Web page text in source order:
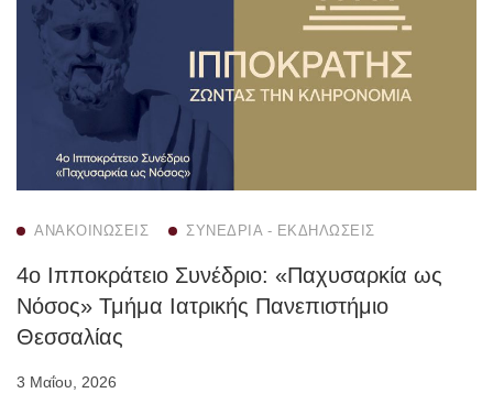
ΑΝΑΚΟΙΝΏΣΕΙΣ ΣΥΝΈΔΡΙΑ - ΕΚΔΗΛΏΣΕΙΣ
4ο Ιπποκράτειο Συνέδριο: «Παχυσαρκία ως
Νόσος» Τμήμα Ιατρικής Πανεπιστήμιο
Θεσσαλίας
3 Μαΐου, 2026